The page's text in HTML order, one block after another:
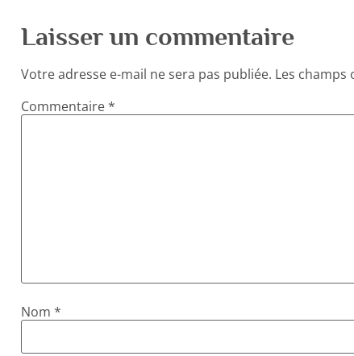
Laisser un commentaire
Votre adresse e-mail ne sera pas publiée. Les champs
Commentaire*
Nom *